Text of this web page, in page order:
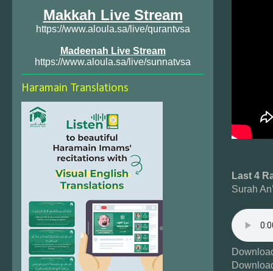
Last 4
Surah
Makkah Live Stream
https://www.aloula.sa/live/qurantvsa
Madeenah Live Stream
https://www.aloula.sa/live/sunnatvsa
Haramain Translations